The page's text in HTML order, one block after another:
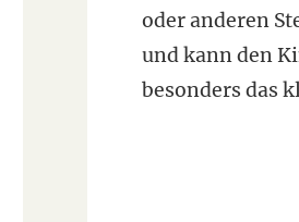
oder anderen
und kann den
besonders das